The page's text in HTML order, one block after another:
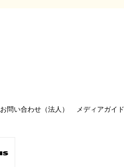
お問い合わせ（法人） メディアガイド